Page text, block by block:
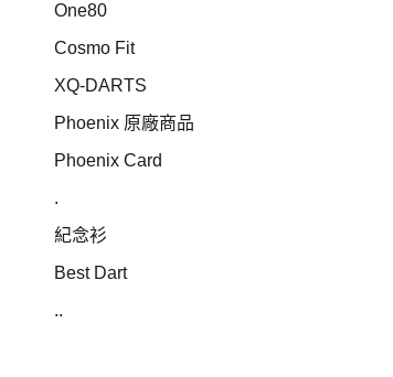
One80
Cosmo Fit
XQ-DARTS
Phoenix 原廠商品
Phoenix Card
.
紀念衫
Best Dart
..